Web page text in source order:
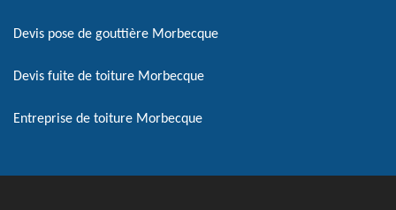
Devis pose de gouttière Morbecque
Devis fuite de toiture Morbecque
Entreprise de toiture Morbecque